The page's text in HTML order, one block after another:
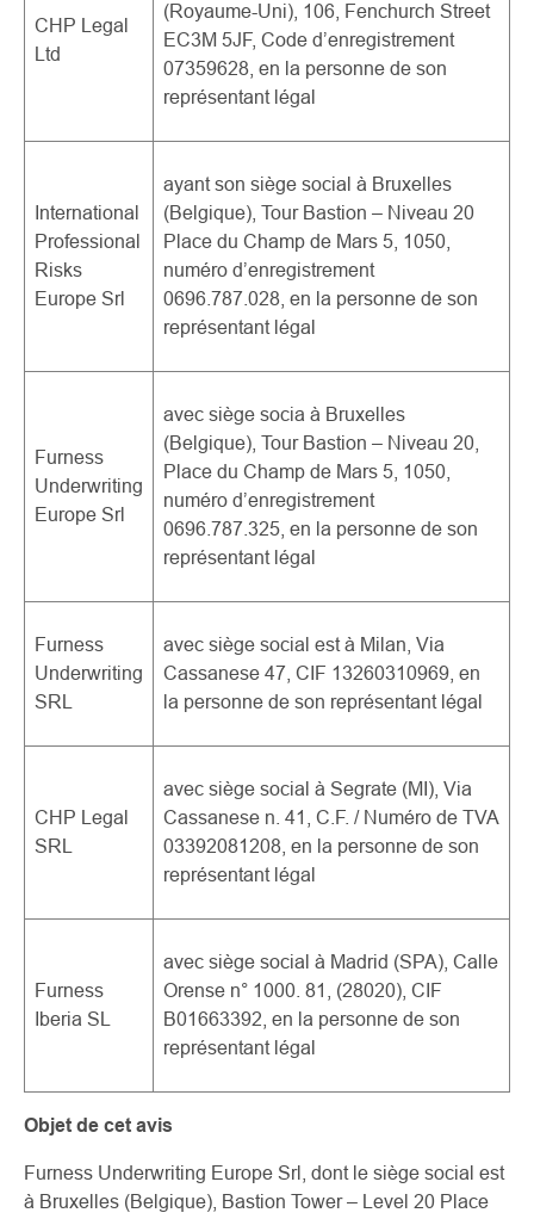
CHP Legal
Ltd
(Royaume-Uni), 106, Fenchurch Street
EC3M 5JF, Code d’enregistrement
07359628, en la personne de son
représentant légal
International
Professional
Risks
Europe Srl
ayant son siège social à Bruxelles
(Belgique), Tour Bastion – Niveau 20
Place du Champ de Mars 5, 1050,
numéro d’enregistrement
0696.787.028, en la personne de son
représentant légal
Furness
Underwriting
Europe Srl
avec siège socia à Bruxelles
(Belgique), Tour Bastion – Niveau 20,
Place du Champ de Mars 5, 1050,
numéro d’enregistrement
0696.787.325, en la personne de son
représentant légal
Furness
Underwriting
SRL
avec siège social est à Milan, Via
Cassanese 47, CIF 13260310969, en
la personne de son représentant légal
CHP Legal
SRL
avec siège social à Segrate (MI), Via
Cassanese n. 41, C.F. / Numéro de TVA
03392081208, en la personne de son
représentant légal
Furness
Iberia SL
avec siège social à Madrid (SPA), Calle
Orense n° 1000. 81, (28020), CIF
B01663392, en la personne de son
représentant légal
Objet de cet avis
Furness Underwriting Europe Srl, dont le siège social est
à Bruxelles (Belgique), Bastion Tower – Level 20 Place